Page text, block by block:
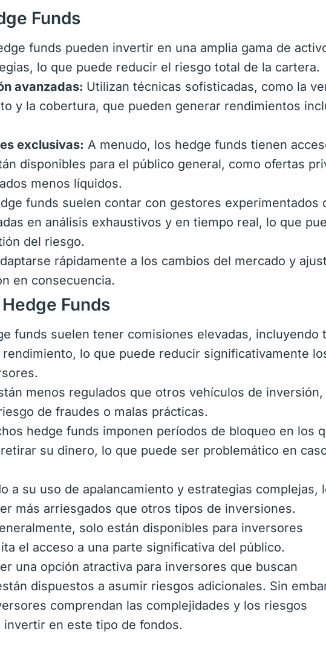
Funds
funds pueden invertir en una amplia gama de
lo que puede reducir el riesgo total de la cartera.
avanzadas: Utilizan técnicas sofisticadas, como la
y la cobertura, que pueden generar rendimientos
exclusivas: A menudo, los hedge funds tienen
disponibles para el público general, como ofertas
menos líquidos.
funds suelen contar con gestores experimentados
en análisis exhaustivos y en tiempo real, lo que
del riesgo.
rápidamente a los cambios del mercado y
en consecuencia.
Funds
funds suelen tener comisiones elevadas, incluyendo
lo que puede reducir significativamente
menos regulados que otros vehículos de
de fraudes o malas prácticas.
hedge funds imponen períodos de bloqueo en los
su dinero, lo que puede ser problemático en
a su uso de apalancamiento y estrategias complejas,
más arriesgados que otros tipos de inversiones.
solo están disponibles para inversores
el acceso a una parte significativa del público.
una opción atractiva para inversores que buscan
dispuestos a asumir riesgos adicionales. Sin
comprendan las complejidades y los riesgos
en este tipo de fondos.